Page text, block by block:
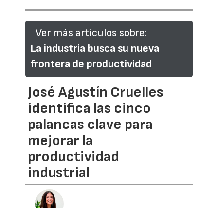
Ver más artículos sobre:
La industria busca su nueva
frontera de productividad
José Agustín Cruelles
identifica las cinco
palancas clave para
mejorar la
productividad
industrial